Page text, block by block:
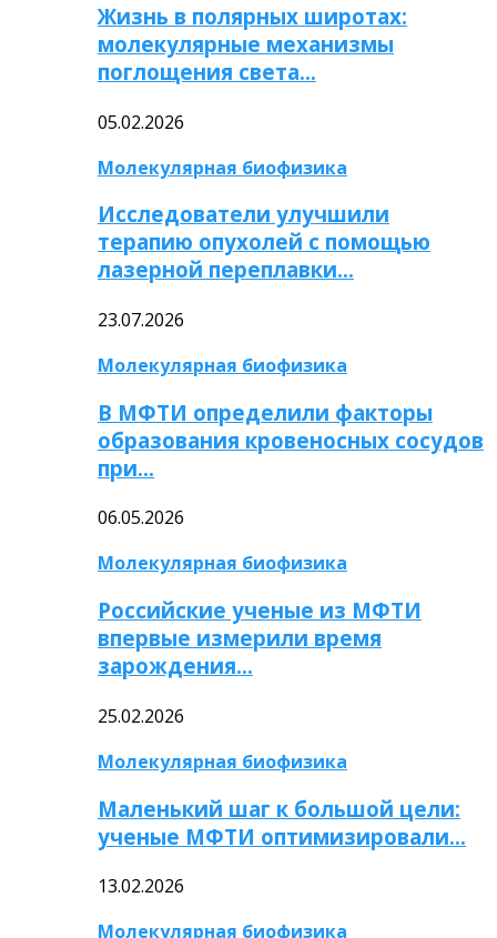
Жизнь в полярных широтах:
молекулярные механизмы
поглощения света…
05.02.2026
Молекулярная биофизика
Исследователи улучшили
терапию опухолей с помощью
лазерной переплавки…
23.07.2026
Молекулярная биофизика
В МФТИ определили факторы
образования кровеносных сосудов
при…
06.05.2026
Молекулярная биофизика
Российские ученые из МФТИ
впервые измерили время
зарождения…
25.02.2026
Молекулярная биофизика
Маленький шаг к большой цели:
ученые МФТИ оптимизировали…
13.02.2026
Молекулярная биофизика